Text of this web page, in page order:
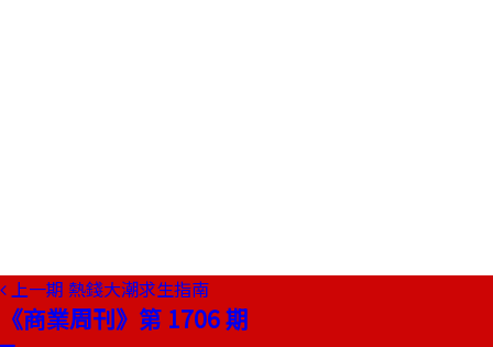
上一期 熱錢大潮求生指南
《商業周刊》第 1706 期